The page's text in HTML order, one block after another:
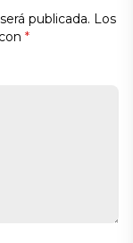
publicada. Los
*